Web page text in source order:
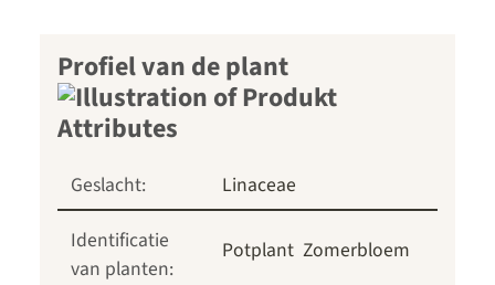
Profiel van de plant
Geslacht:
Linaceae
Identificatie
van planten:
Potplant Zomerbloem